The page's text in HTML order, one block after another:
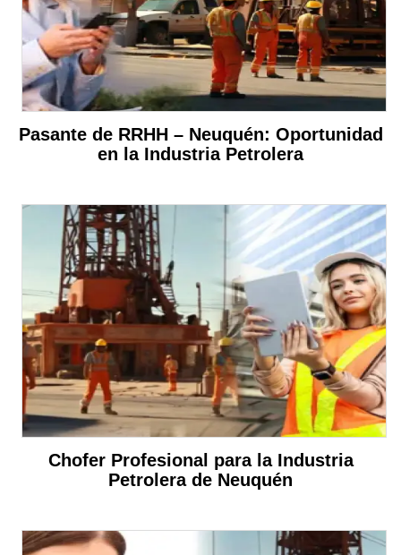
Pasante de RRHH – Neuquén: Oportunidad
en la Industria Petrolera
Chofer Profesional para la Industria
Petrolera de Neuquén